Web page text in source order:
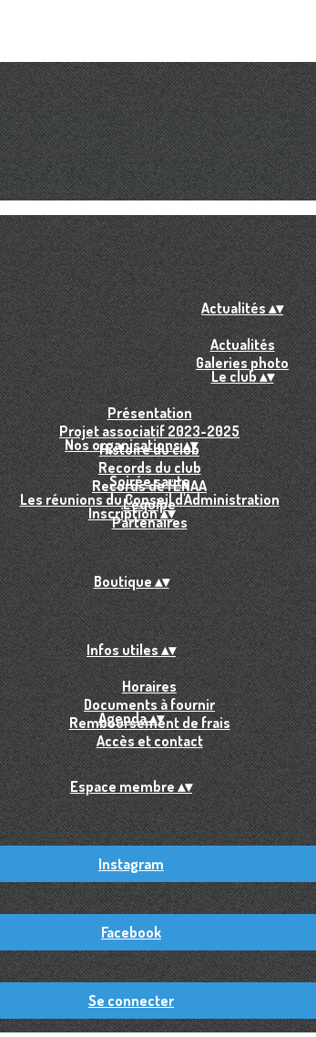
Actualités▴▾
Actualités
Galeries photo
Le club▴▾
Présentation
Projet associatif 2023-2025
Histoire du club
Records du club
Records de l'ENAA
L'équipe
Partenaires
Nos organisations▴▾
Soirée sauts
Les réunions du Conseil d'Administration
Inscription▴▾
Boutique▴▾
Infos utiles▴▾
Horaires
Documents à fournir
Remboursement de frais
Accès et contact
Agenda▴▾
Espace membre▴▾
Instagram
Facebook
Se connecter